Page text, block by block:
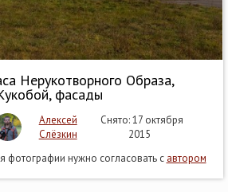
Нерукотворного Образа,
фасады
Алексей
Слёзкин
Снято: 17 октября
2015
фотографии нужно согласовать с автором